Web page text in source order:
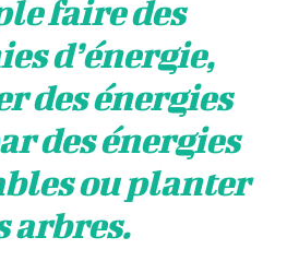
faire des
d’énergie,
des énergies
des énergies
ou planter
arbres.